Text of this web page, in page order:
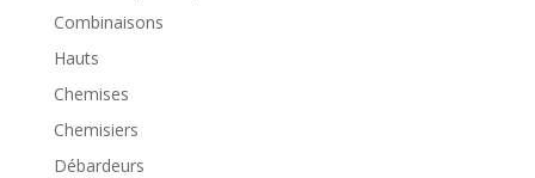
Combinaisons
Hauts
Chemises
Chemisiers
Débardeurs